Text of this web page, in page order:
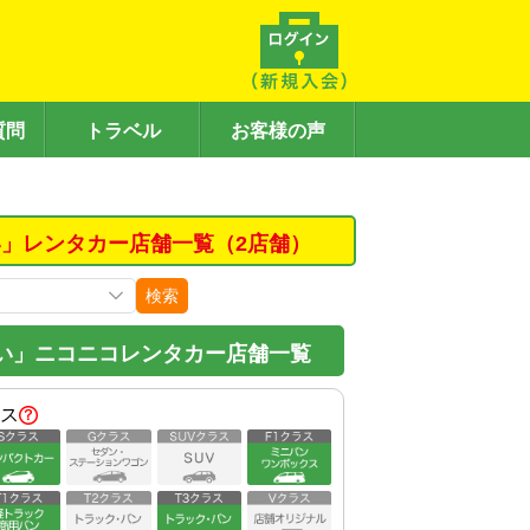
問 トラベル お客様の声
レンタカー店舗一覧（2店舗）
検索
」ニコニコレンタカー店舗一覧